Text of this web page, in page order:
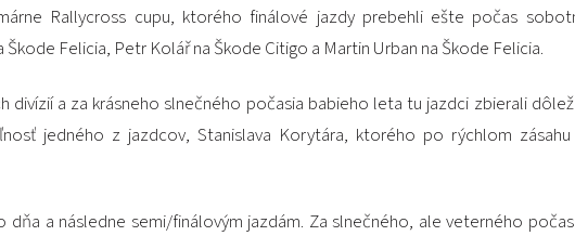
Rallycross cupu, ktorého finálové jazdy prebehli ešte počas
Felicia, Petr Kolář na Škode Citigo a Martin Urban na Škode Felicia.
a za krásneho slnečného počasia babieho leta tu jazdci zbierali
jedného z jazdcov, Stanislava Korytára, ktorého po rýchlom
a následne semi/finálovým jazdám. Za slnečného, ale veterného